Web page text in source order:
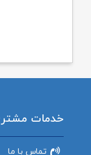
خدمات
تماس با ما